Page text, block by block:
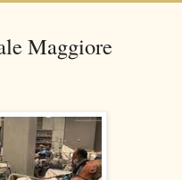
Maggiore